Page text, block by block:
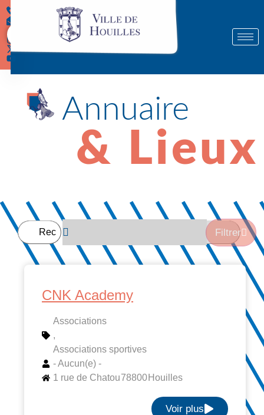
Démarches
Annuaire
& Lieux
Filtrer
CNK Academy
Associations
,
Associations sportives
- Aucun(e) -
1 rue de Chatou78800 Houilles
Voir plus